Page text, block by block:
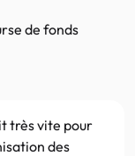
de fonds
très vite pour
des